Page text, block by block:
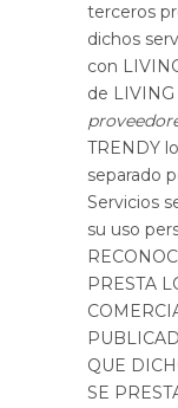
terceros
dichos
con
de LIVING
TRENDY
separado
Servicios
su uso
PRESTA
QUE
SE